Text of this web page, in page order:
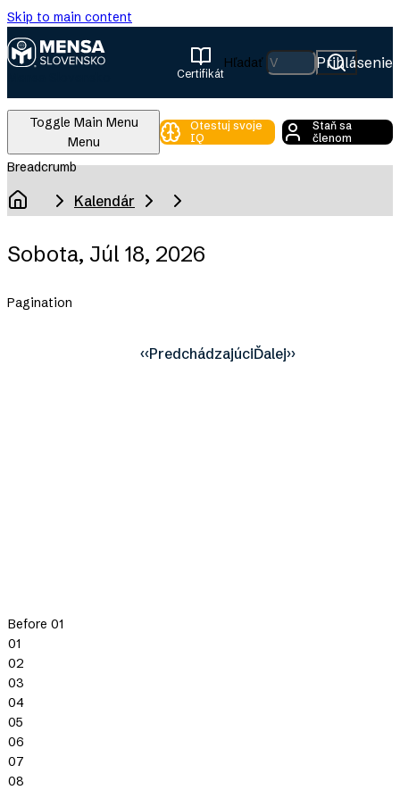
Skip to main content
Certifikát
Hľadať Prihlásenie
Toggle Main Menu
Menu
Otestuj svoje
IQ
Staň sa
členom
Breadcrumb
Kalendár
Sobota, Júl 18, 2026
Pagination
‹‹PredchádzajúciĎalej››
Before 01
01
02
03
04
05
06
07
08